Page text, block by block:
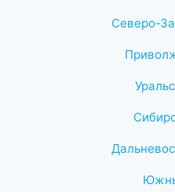
Северо-